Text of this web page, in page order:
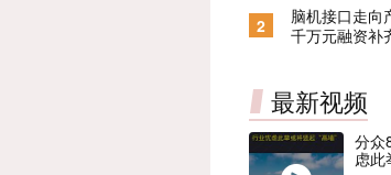
2
脑机接口走向
千万元融资补
最新视频
分众
虑此